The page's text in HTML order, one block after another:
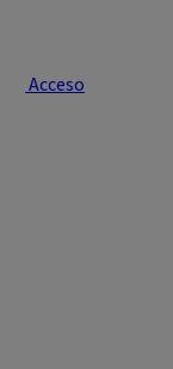
Acceso